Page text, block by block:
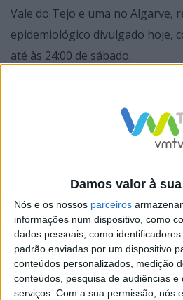
Damos valor à
Nós e os nossos parceiros
informações num dispositivo, como
dados pessoais, como
padrão enviadas por um dispositivo
conteúdos personalizados, medição
conteúdos, pesquisa de audiências e
serviços. Com a sua permissão, nós
Vale do Tejo e uma no Algarve,
epidemiológico divulgado hoje,
até às 24:00 de sábado.
De acordo com os dados da
provoca a doença covid-19, do
O concelho de Braga atingiu
de 45 habitantes do concelho
Há também a registar,
Minho, uma morte, um homem